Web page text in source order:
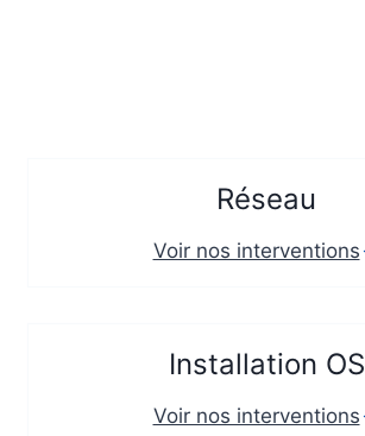
Réseau
Voir nos interventions
Installation OS
Voir nos interventions